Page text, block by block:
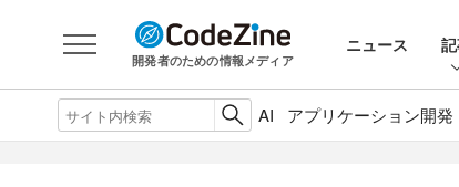
開発者のための情報メディア
ニュース
AI アプリケーション開発